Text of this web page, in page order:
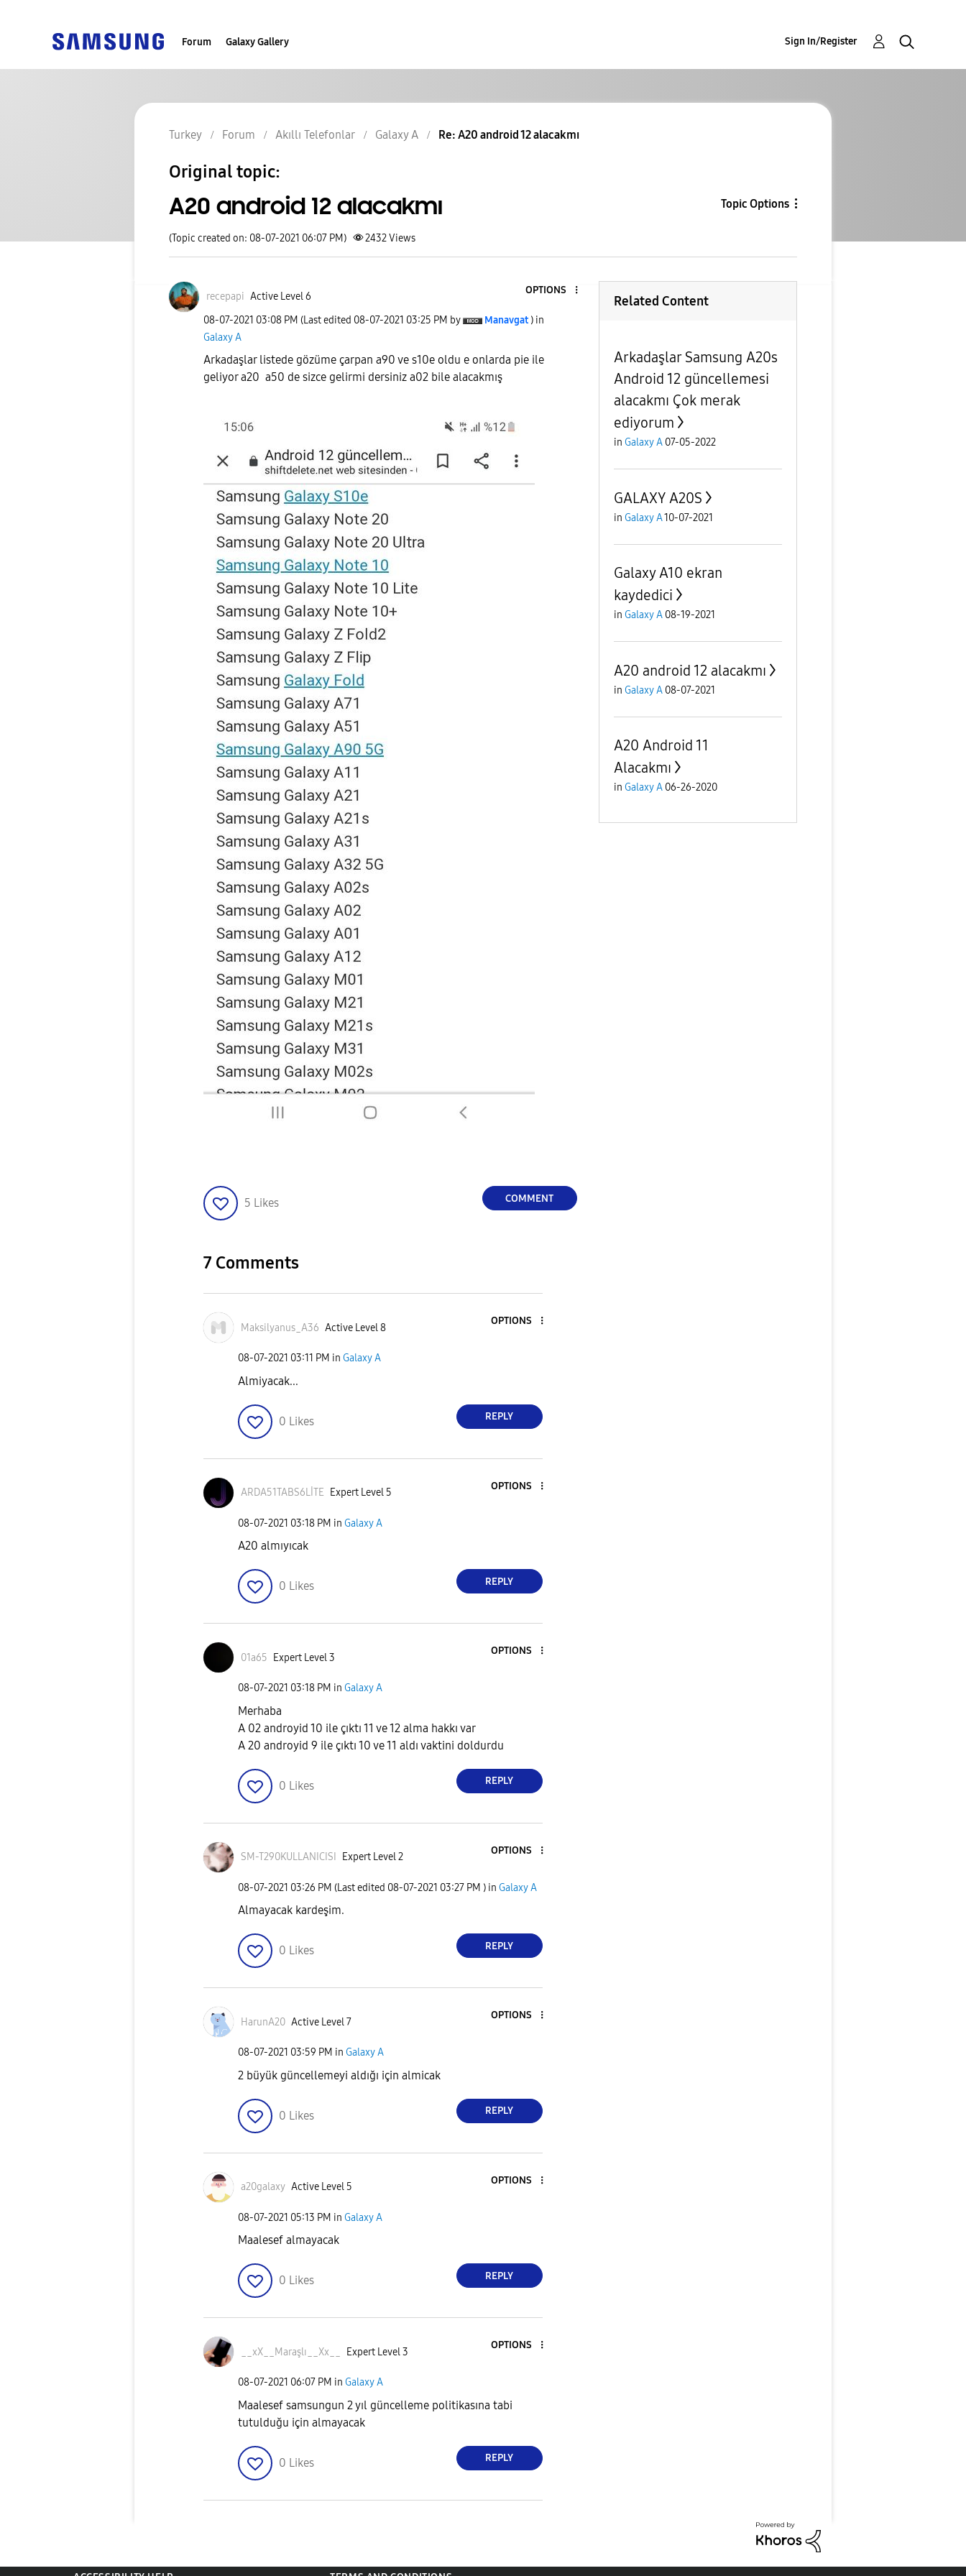
Forum Galaxy Gallery Sign In/Register
Turkey Forum Akıllı Telefonlar Galaxy A Re: A20 android 12 alacakmı
Original topic:
A20 android 12 alacakmı Topic Options
(Topic created on: 08-07-2021 06:07 PM) 2432Views
recepapi Active Level 6
OPTIONS
‎08-07-2021 03:08 PM (Last edited ‎08-07-2021 03:25 PM by Manavgat ) in
Galaxy A
Arkadaşlar listede gözüme çarpan a90 ve s10e oldu e onlarda pie ile
geliyor a20 a50 de sizce gelirmi dersiniz a02 bile alacakmış
5 Likes COMMENT
7 Comments
Maksilyanus_A36 Active Level 8
OPTIONS
‎08-07-2021 03:11 PM in Galaxy A
Almiyacak...
0 Likes REPLY
ARDA51TABS6LİTE Expert Level 5
OPTIONS
‎08-07-2021 03:18 PM in Galaxy A
A20 almıyıcak
0 Likes REPLY
01a65 Expert Level 3
OPTIONS
‎08-07-2021 03:18 PM in Galaxy A
Merhaba
A 02 androyid 10 ile çıktı 11 ve 12 alma hakkı var
A 20 androyid 9 ile çıktı 10 ve 11 aldı vaktini doldurdu
0 Likes REPLY
SM-T290KULLANIC ISI Expert Level 2
OPTIONS
‎08-07-2021 03:26 PM (Last edited ‎08-07-2021 03:27 PM ) in Galaxy A
Almayacak kardeşim.
0 Likes REPLY
HarunA20 Active Level 7
OPTIONS
‎08-07-2021 03:59 PM in Galaxy A
2 büyük güncellemeyi aldığı için almicak
0 Likes REPLY
a20galaxy Active Level 5
OPTIONS
‎08-07-2021 05:13 PM in Galaxy A
Maalesef almayacak
0 Likes REPLY
__xX__Maraşlı__ Xx__ Expert Level 3
OPTIONS
‎08-07-2021 06:07 PM in Galaxy A
Maalesef samsungun 2 yıl güncelleme politikasına tabi
tutulduğu için almayacak
0 Likes REPLY
Related Content
Arkadaşlar Samsung A20s
Android 12 güncellemesi
alacakmı Çok merak
ediyorum
in Galaxy A 07-05-2022
GALAXY A20S
in Galaxy A10-07-2021
Galaxy A10 ekran
kaydedici
in Galaxy A 08-19-2021
A20 android 12 alacakmı
in Galaxy A 08-07-2021
A20 Android 11
Alacakmı
in Galaxy A 06-26-2020